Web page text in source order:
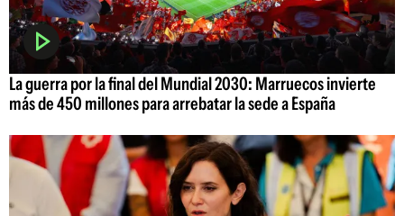
La guerra por la final del Mundial 2030: Marruecos invierte
más de 450 millones para arrebatar la sede a España